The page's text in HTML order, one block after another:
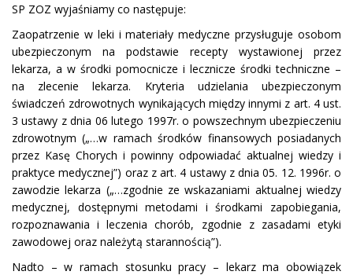
SP ZOZ wyjaśniamy co następuje:
Zaopatrzenie w leki i materiały medyczne przysługuje osobom
ubezpieczonym na podstawie recepty wystawionej przez
lekarza, a w środki pomocnicze i lecznicze środki techniczne –
na zlecenie lekarza. Kryteria udzielania ubezpieczonym
świadczeń zdrowotnych wynikających między innymi z art. 4 ust.
3 ustawy z dnia 06 lutego 1997r. o powszechnym ubezpieczeniu
zdrowotnym („…w ramach środków finansowych posiadanych
przez Kasę Chorych i powinny odpowiadać aktualnej wiedzy i
praktyce medycznej”) oraz z art. 4 ustawy z dnia 05. 12. 1996r. o
zawodzie lekarza („…zgodnie ze wskazaniami aktualnej wiedzy
medycznej, dostępnymi metodami i środkami zapobiegania,
rozpoznawania i leczenia chorób, zgodnie z zasadami etyki
zawodowej oraz należytą starannością”).
Nadto – w ramach stosunku pracy – lekarz ma obowiązek